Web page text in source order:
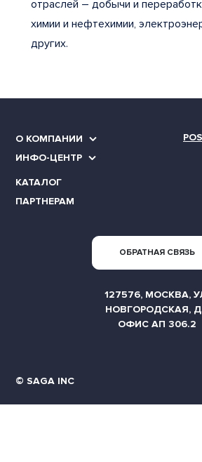
отраслей – добычи и
химии и нефтехимии,
других.
О КОМПАНИИ
ИНФО-ЦЕНТР
КАТАЛОГ
ПАРТНЕРАМ
ОБРАТНАЯ СВЯЗЬ
127576, МОСКВА,
НОВГОРОДСКАЯ,
ОФИС АП 306.2
© SAGA INC